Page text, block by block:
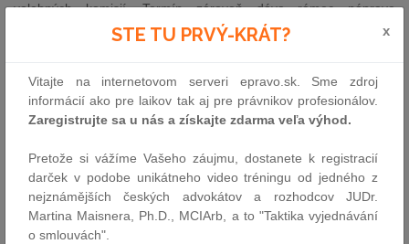
volebných komisií. Termín zároveň dáva rámec náprave
bratislavských volebných obvodov, ktorú musí mesto vyriešiť do
Slovensko sa pripravuje na referendum o rente a obnove
Úradu špeciálnej prokuratúry
celoštátne referendum s dvoma otázkami, ku ktorému sa v
sledovanom týždni uzavrela kampaň a stíchlo predvolebné
moratórium. Občania rozhodnú o zrušení tzv. doživotnej renty pre
ústavných činiteľov vrátane premiéra a o obnovení Úradu
špeciálnej prokuratúry a Národnej kriminálnej agentúry, pričom
STE TU PRVÝ-KRÁT? x
Vitajte na internetovom serveri epravo.sk. Sme zdroj
informácií ako pre laikov tak aj pre právnikov profesionálov.
Zaregistrujte sa u nás a získajte zdarma veľa výhod.
Pretože si vážíme Vašeho záujmu, dostanete k registracií
darček v podobe unikátneho video tréningu od jedného z
nejznámějších českých advokátov a rozhodcov JUDr.
Martina Maisnera, Ph.D., MCIArb, a to "Taktika vyjednávání
o smlouvách".